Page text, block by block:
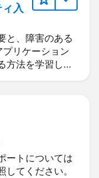
入
と、障害のある
リケーション
方法を学習しま
ートについては
てください。